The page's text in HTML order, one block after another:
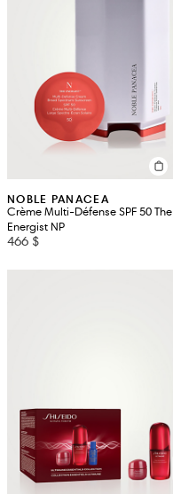
NOBLE PANACEA
Crème Multi-Défense SPF 50 The
Energist NP
466 $